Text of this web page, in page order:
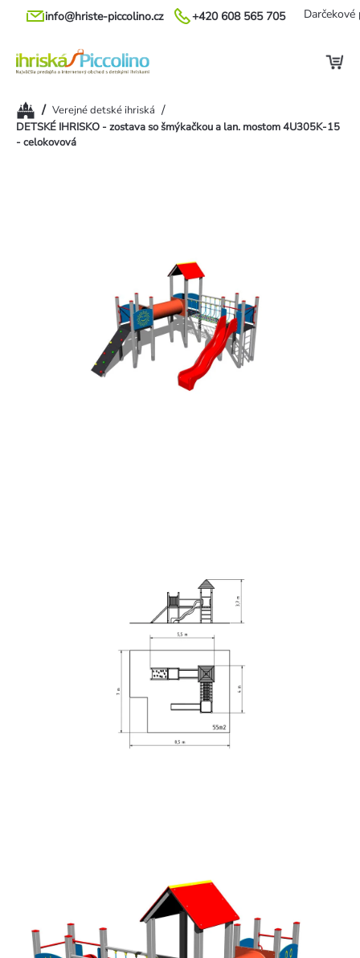
Prejsť
+420 608 565 705
info@hriste-piccolino.cz Darčekové
Domov
/ Verejné detské ihriská /
DETSKÉ IHRISKO - zostava so šmýkačkou a lan. mostom 4U305K-15
- celokovová